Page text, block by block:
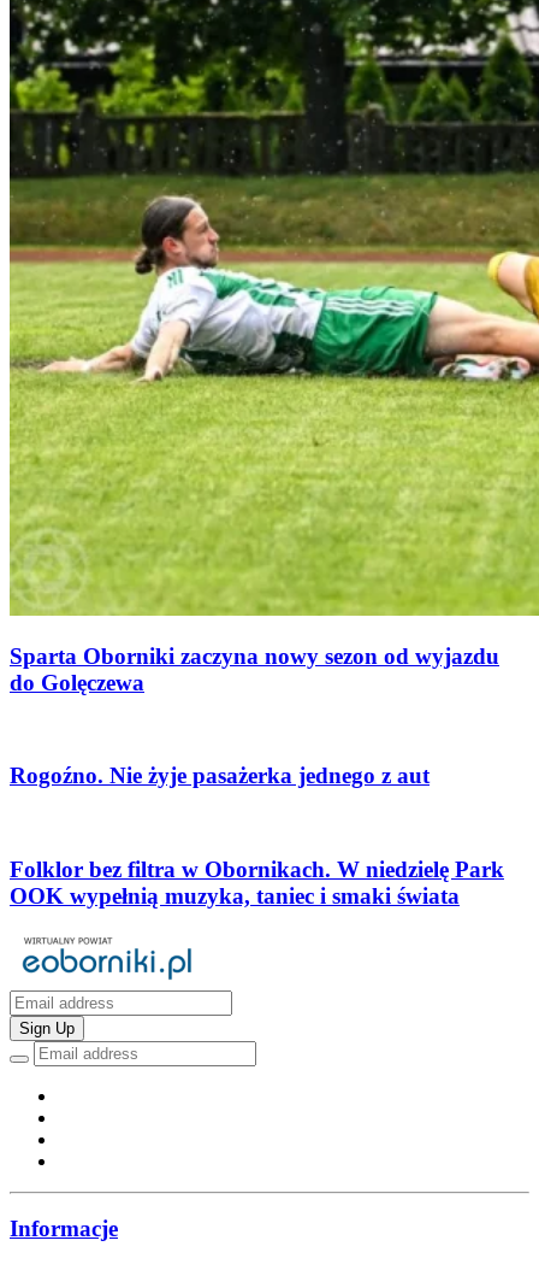
Sparta Oborniki zaczyna nowy sezon od wyjazdu
do Golęczewa
Rogoźno. Nie żyje pasażerka jednego z aut
Folklor bez filtra w Obornikach. W niedzielę Park
OOK wypełnią muzyka, taniec i smaki świata
Sign Up
Informacje